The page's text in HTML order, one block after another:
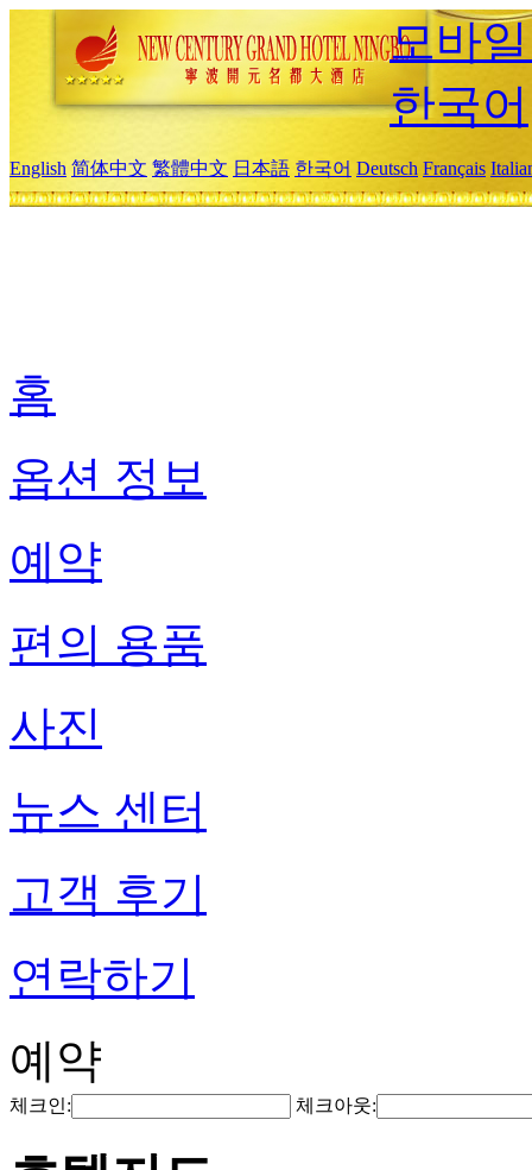
모바
한국어
English 简体中文 繁體中文 日本語 한국어 Deutsch Français
홈
옵션 정보
예약
편의 용품
사진
뉴스 센터
고객 후기
연락하기
예약
체크인: 체크아웃: